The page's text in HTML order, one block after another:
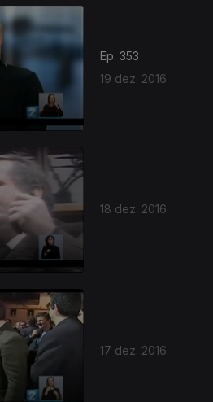
Ep. 353
19 dez. 2016
18 dez. 2016
17 dez. 2016